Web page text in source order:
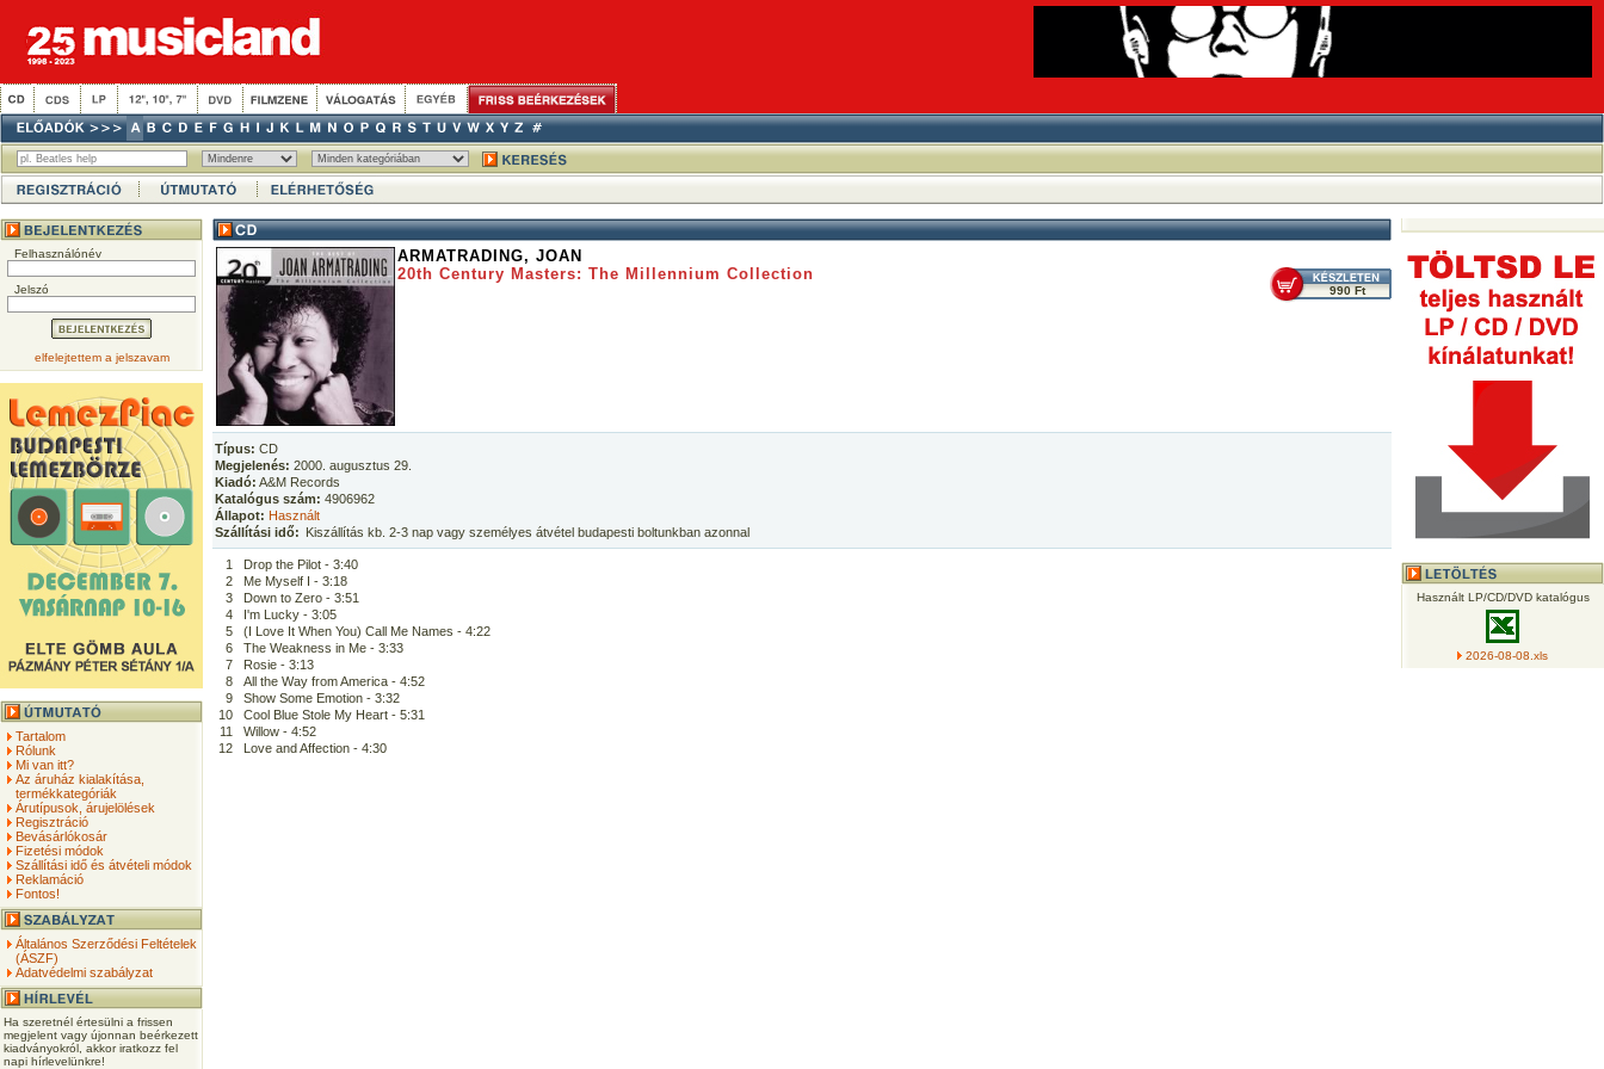
Felhasználónév
Jelszó
elfelejtettem a jelszavam
Tartalom
Rólunk
Mi van itt?
Az áruház kialakítása,
termékkategóriák
Árutípusok, árujelölések
Regisztráció
Bevásárlókosár
Fizetési módok
Szállítási idő és átvételi módok
Reklamáció
Fontos!
Általános Szerződési Feltételek
(ÁSZF)
Adatvédelmi szabályzat
Ha szeretnél értesülni a frissen
megjelent vagy újonnan beérkezett
kiadványokról, akkor iratkozz fel
napi hírlevelünkre!
ARMATRADING, JOAN
20th Century Masters: The Millennium Collection
990 Ft
Típus: CD
Megjelenés: 2000. augusztus 29.
Kiadó: A&M Records
Katalógus szám: 4906962
Állapot: Használt
Szállítási idő: Kiszállítás kb. 2-3 nap vagy személyes átvétel budapesti boltunkban azonnal
1
Drop the Pilot - 3:40
2
Me Myself I - 3:18
3
Down to Zero - 3:51
4
I'm Lucky - 3:05
5
(I Love It When You) Call Me Names - 4:22
6
The Weakness in Me - 3:33
7
Rosie - 3:13
8
All the Way from America - 4:52
9
Show Some Emotion - 3:32
10
Cool Blue Stole My Heart - 5:31
11
Willow - 4:52
12
Love and Affection - 4:30
Használt LP/CD/DVD katalógus
2026-08-08.xls